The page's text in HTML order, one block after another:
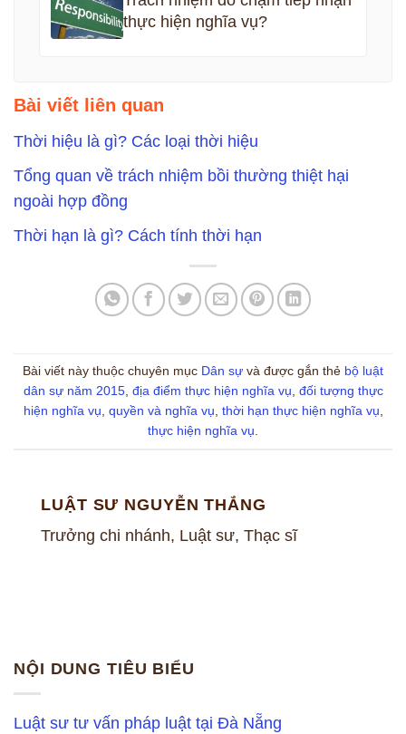
thực hiện nghĩa vụ?
Bài viết liên quan
Thời hiệu là gì? Các loại thời hiệu
Tổng quan về trách nhiệm bồi thường thiệt hại
ngoài hợp đồng
Thời hạn là gì? Cách tính thời hạn
Bài viết này thuộc chuyên mục Dân sự và được gắn thẻ bộ luật
dân sự năm 2015, địa điểm thực hiện nghĩa vụ, đối tượng thực
hiện nghĩa vụ, quyền và nghĩa vụ, thời hạn thực hiện nghĩa vụ,
thực hiện nghĩa vụ.
LUẬT SƯ NGUYỄN THẮNG
Trưởng chi nhánh, Luật sư, Thạc sĩ
NỘI DUNG TIÊU BIỂU
Luật sư tư vấn pháp luật tại Đà Nẵng